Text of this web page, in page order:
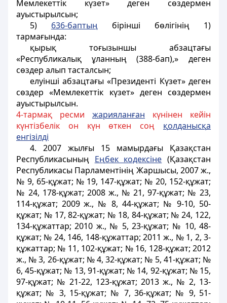
Мемлекеттік күзет» деген сөздермен
ауыстырылсын;
5) 636-баптың бірінші бөлігінің 1)
тармағында:
қырық тоғызыншы абзацтағы
«Республикалық ұланның (388-бап),» деген
сөздер алып тасталсын;
елуінші абзацтағы «Президентi Күзет» деген
сөздер «Мемлекеттік күзет» деген сөздермен
ауыстырылсын.
4-тармақ ресми жарияланған күнінен кейін
күнтізбелік он күн өткен соң қолданысқа
енгізілді
4. 2007 жылғы 15 мамырдағы Қазақстан
Республикасының Еңбек кодексіне (Қазақстан
Республикасы Парламентінің Жаршысы, 2007 ж.,
№ 9, 65-құжат; № 19, 147-құжат; № 20, 152-құжат;
№ 24, 178-құжат; 2008 ж., № 21, 97-құжат; № 23,
114-құжат; 2009 ж., № 8, 44-құжат; № 9-10, 50-
құжат; № 17, 82-құжат; № 18, 84-құжат; № 24, 122,
134-құжаттар; 2010 ж., № 5, 23-құжат; № 10, 48-
құжат; № 24, 146, 148-құжаттар; 2011 ж., № 1, 2, 3-
құжаттар; № 11, 102-құжат; № 16, 128-құжат; 2012
ж., № 3, 26-құжат; № 4, 32-құжат; № 5, 41-құжат; №
6, 45-құжат; № 13, 91-құжат; № 14, 92-құжат; № 15,
97-құжат; № 21-22, 123-құжат; 2013 ж., № 2, 13-
құжат; № 3, 15-құжат; № 7, 36-құжат; № 9, 51-